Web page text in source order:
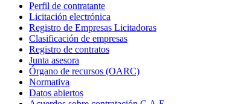
Perfil de contratante
Licitación electrónica
Registro de Empresas Licitadoras
Clasificación de empresas
Registro de contratos
Junta asesora
Órgano de recursos (OARC)
Normativa
Datos abiertos